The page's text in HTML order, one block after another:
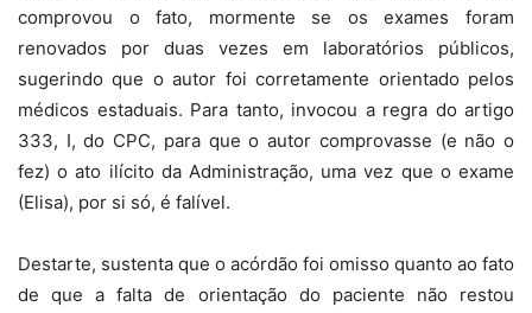
comprovou o fato, mormente se os exames foram
renovados por duas vezes em laboratórios públicos,
sugerindo que o autor foi corretamente orientado pelos
médicos estaduais. Para tanto, invocou a regra do artigo
333, I, do CPC, para que o autor comprovasse (e não o
fez) o ato ilícito da Administração, uma vez que o exame
(Elisa), por si só, é falível.
Destarte, sustenta que o acórdão foi omisso quanto ao fato
de que a falta de orientação do paciente não restou